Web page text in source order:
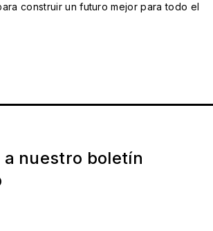
construir un futuro mejor para todo el
nuestro boletín